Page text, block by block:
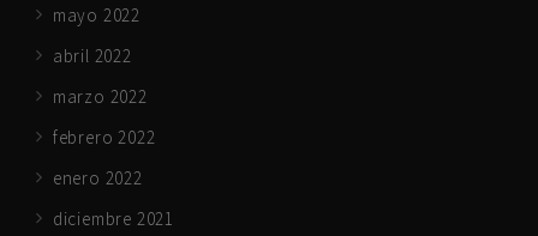
mayo 2022
abril 2022
marzo 2022
febrero 2022
enero 2022
diciembre 2021